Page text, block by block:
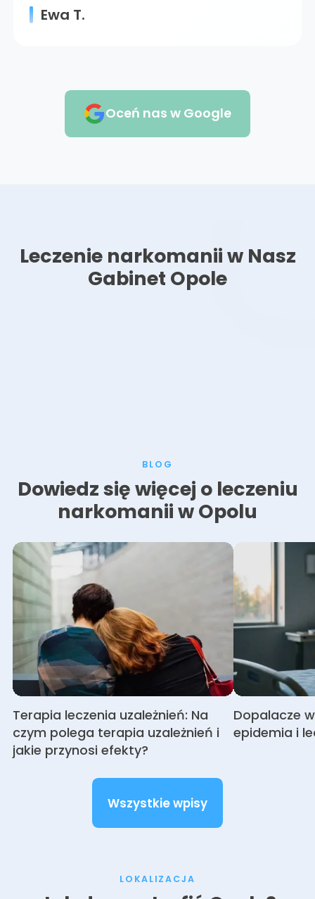
Ewa T.
Oceń nas w Google
Leczenie narkomanii w Nasz
Gabinet Opole
BLOG
Dowiedz się więcej o leczeniu
narkomanii w Opolu
Terapia leczenia uzależnień: Na
czym polega terapia uzależnień i
jakie przynosi efekty?
Dopalacze
epidemia i
Wszystkie wpisy
LOKALIZACJA